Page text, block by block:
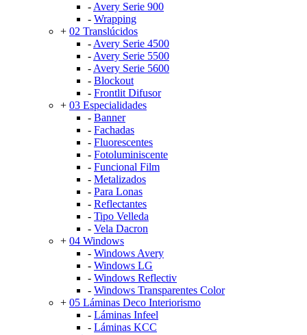
- Avery Serie 900
- Wrapping
+ 02 Translúcidos
- Avery Serie 4500
- Avery Serie 5500
- Avery Serie 5600
- Blockout
- Frontlit Difusor
+ 03 Especialidades
- Banner
- Fachadas
- Fluorescentes
- Fotoluminiscente
- Funcional Film
- Metalizados
- Para Lonas
- Reflectantes
- Tipo Velleda
- Vela Dacron
+ 04 Windows
- Windows Avery
- Windows LG
- Windows Reflectiv
- Windows Transparentes Color
+ 05 Láminas Deco Interiorismo
- Láminas Infeel
- Láminas KCC